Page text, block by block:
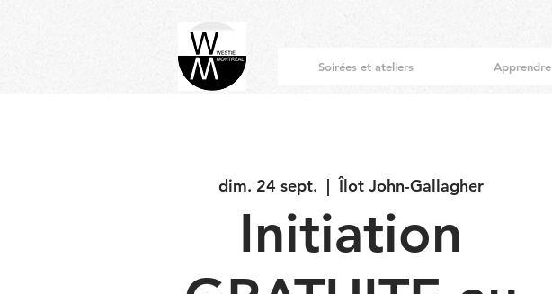
Soirées et ateliers Apprendre
dim. 24 sept.
  |
Îlot John-Gallagher
Initiation